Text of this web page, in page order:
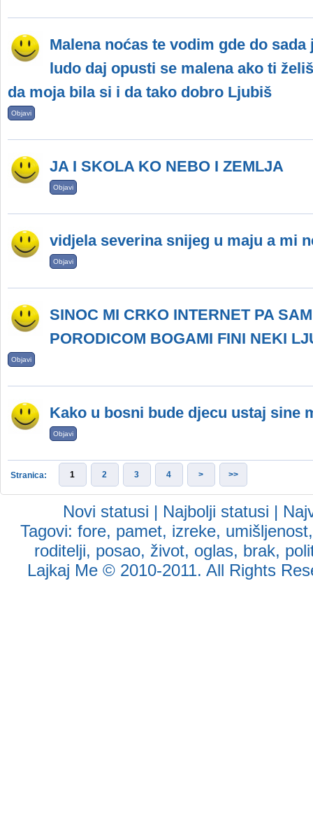
Malena noćas te vodim gde do
ludo daj opusti se malena ako ti
da moja bila si i da tako dobro Ljubiš
Objavi
JA I SKOLA KO NEBO I ZEMLJA
Objavi
vidjela severina snijeg u maju a mi
Objavi
SINOC MI CRKO INTERNET PA
PORODICOM BOGAMI FINI NEKI
Objavi
Kako u bosni bude djecu ustaj sine
Objavi
Stranica: 1 2 3 4 > >>
Novi statusi | Najbolji statusi |
Tagovi:fore, pamet, izreke, umišljenost
roditelji, posao, život, oglas, brak,
Lajkaj Me © 2010-2011. All Rights